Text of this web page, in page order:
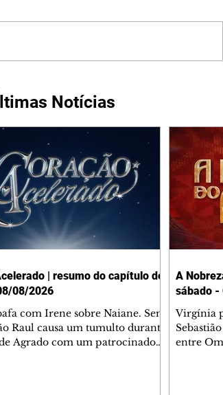
Notícias
| resumo do capítulo de
08/2026
com Irene sobre Naiane. Sem
Raul causa um tumulto durante
Agrado com um patrocinador.
A
sábado -
Virgínia
entre